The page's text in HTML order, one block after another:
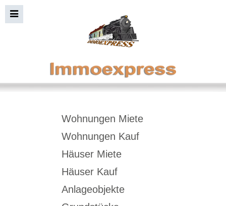
Immobiliensuche+BildWohnungen Miete
Wohnungen Kauf
Häuser Miete
Häuser Kauf
Anlageobjekte